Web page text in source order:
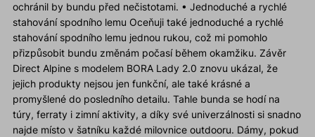
ochránil by bundu před nečistotami. • Jednoduché a rychlé
stahování spodního lemu Oceňuji také jednoduché a rychlé
stahování spodního lemu jednou rukou, což mi pomohlo
přizpůsobit bundu změnám počasí během okamžiku. Závěr
Direct Alpine s modelem BORA Lady 2.0 znovu ukázal, že
jejich produkty nejsou jen funkční, ale také krásné a
promyšlené do posledního detailu. Tahle bunda se hodí na
túry, ferraty i zimní aktivity, a díky své univerzálnosti si snadno
najde místo v šatníku každé milovnice outdooru. Dámy, pokud